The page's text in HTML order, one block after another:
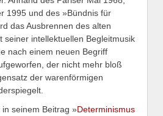
1995 und des »Bündnis für
das Ausbrennen des alten
seiner intellektuellen Begleitmusik
nach einem neuen Begriff
der nicht mehr bloß
der warenförmigen
in seinem Beitrag »Determinismus